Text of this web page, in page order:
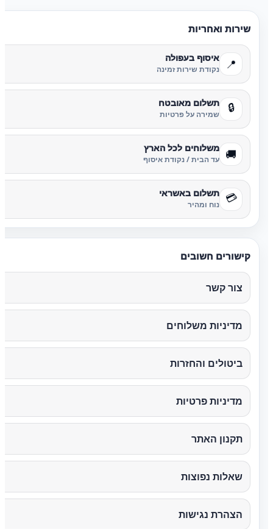
שירות ואחריות
📍 איסוף בעפולה
נקודת שירות זמינה
🔒 תשלום מאובטח
שמירה על פרטיות
🚚 משלוחים לכל הארץ
עד הבית / נקודת איסוף
💳 תשלום באשראי
נוח ומהיר
קישורים חשובים
צור קשר
מדיניות משלוחים
ביטולים והחזרות
מדיניות פרטיות
תקנון האתר
שאלות נפוצות
הצהרת נגישות